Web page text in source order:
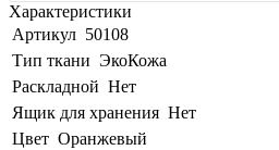
Характеристики
Артикул 50108
Тип ткани ЭкоКожа
Раскладной Нет
Ящик для хранения Нет
Цвет Оранжевый